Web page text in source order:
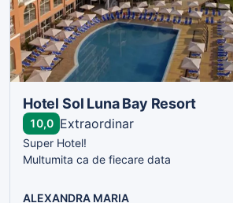
Hotel Sol Luna Bay Resort
10,0 Extraordinar
Super Hotel!
Multumita ca de fiecare data
ALEXANDRA MARIA